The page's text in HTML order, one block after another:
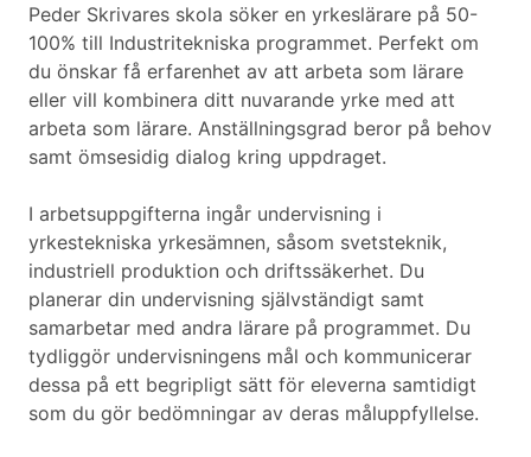
Peder Skrivares skola söker en yrkeslärare på 50-
100% till Industritekniska programmet. Perfekt om
du önskar få erfarenhet av att arbeta som lärare
eller vill kombinera ditt nuvarande yrke med att
arbeta som lärare. Anställningsgrad beror på behov
samt ömsesidig dialog kring uppdraget.
I arbetsuppgifterna ingår undervisning i
yrkestekniska yrkesämnen, såsom svetsteknik,
industriell produktion och driftssäkerhet. Du
planerar din undervisning självständigt samt
samarbetar med andra lärare på programmet. Du
tydliggör undervisningens mål och kommunicerar
dessa på ett begripligt sätt för eleverna samtidigt
som du gör bedömningar av deras måluppfyllelse.